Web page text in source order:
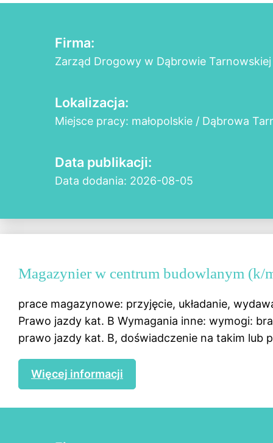
Firma:
Zarząd Drogowy w Dąbrowie Tarnowskiej
Lokalizacja:
Miejsce pracy: małopolskie / Dąbrowa
Data publikacji:
Data dodania: 2026-08-05
Magazynier w centrum budowlanym (k/
prace magazynowe: przyjęcie, układanie,
Prawo jazdy kat. B Wymagania inne: wymogi:
prawo jazdy kat. B, doświadczenie na takim lub
Więcej informacji